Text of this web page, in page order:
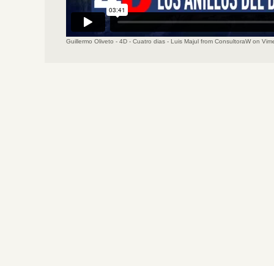
Guillermo Oliveto - 4D - Cuatro dias - Luis Majul from ConsultoraWon